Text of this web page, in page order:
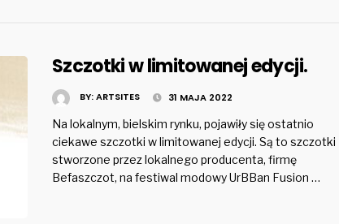
Szczotki w limitowanej edycji.
BY:ARTSITES 31 MAJA 2022
Na lokalnym, bielskim rynku, pojawiły się ostatnio
ciekawe szczotki w limitowanej edycji. Są to szczotki
stworzone przez lokalnego producenta, firmę
Befaszczot, na festiwal modowy UrBBan Fusion …